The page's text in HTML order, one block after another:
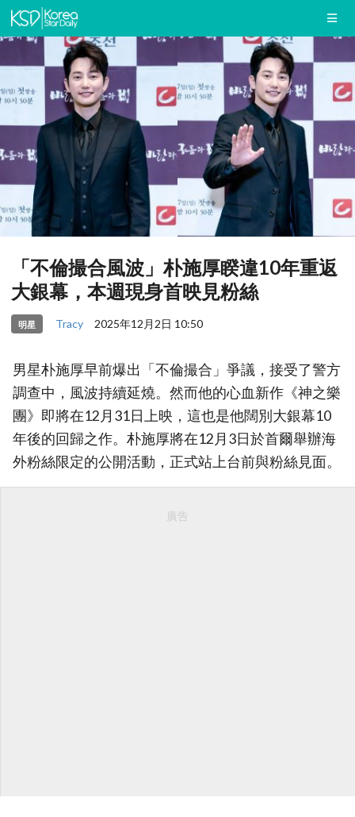
「不倫撮合風波」朴施厚睽違10年重返
大銀幕，本週現身首映見粉絲
明星 Tracy 2025年12月2日 10:50
男星朴施厚早前爆出「不倫撮合」爭議，接受了警方
調查中，風波持續延燒。然而他的心血新作《神之樂
團》即將在12月31日上映，這也是他闊別大銀幕10
年後的回歸之作。朴施厚將在12月3日於首爾舉辦海
外粉絲限定的公開活動，正式站上台前與粉絲見面。
廣告